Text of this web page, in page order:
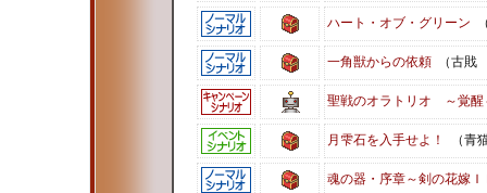
ハート・オブ・グリーン
一角獣からの依頼 （古戝
聖戦のオラトリオ ～覚醒
月雫石を入手せよ！ （青
魂の器・序章～剣の花嫁